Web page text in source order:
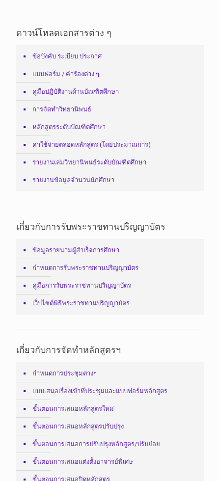
ดาวน์โหลดเอกสารต่าง ๆ
ข้อบังคับ ระเบียบ ประกาศ
แบบฟอร์ม / คำร้องต่าง ๆ
คู่มือปฏิบัติงานด้านบัณฑิตศึกษา
การจัดทำวิทยานิพนธ์
หลักสูตรระดับบัณฑิตศึกษา
ค่าใช้จ่ายตลอดหลักสูตร (โดยประมาณการ)
รายงานเล่มวิทยานิพนธ์ระดับบัณฑิตศึกษา
รายงานข้อมูลจำนวนนักศึกษา
เกี่ยวกับการรับพระราชทานปริญญาบัตร
ข้อมูลรายนามผู้สำเร็จการศึกษา
กำหนดการรับพระราชทานปริญญาบัตร
คู่มือการรับพระราชทานปริญญาบัตร
เว็บไซต์พิธีพระราชทานปริญญาบัตร
เกี่ยวกับการจัดทำหลักสูตรฯ
กำหนดการประชุมต่างๆ
แบบเสนอเรื่องเข้าที่ประชุมและแบบฟอร์มหลักสูตร
ขั้นตอนการเสนอหลักสูตรใหม่
ขั้นตอนการเสนอหลักสูตรปรับปรุง
ขั้นตอนการเสนอการปรับปรุงหลักสูตร/ปรับย่อย
ขั้นตอนการเสนอแต่งตั้งอาจารย์พิเศษ
ขั้นตอนการเสนอปิดหลักสูตร